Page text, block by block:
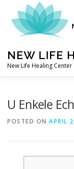
content
NEW LIFE
New Life Healing Center
AUTO ACCIDENT
U Enkele
POSTED ON APRIL